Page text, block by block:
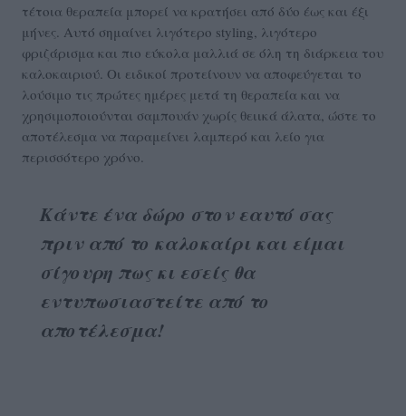
τέτοια θεραπεία μπορεί να κρατήσει από δύο έως και έξι
μήνες. Αυτό σημαίνει λιγότερο styling, λιγότερο
φριζάρισμα και πιο εύκολα μαλλιά σε όλη τη διάρκεια του
καλοκαιριού. Οι ειδικοί προτείνουν να αποφεύγεται το
λούσιμο τις πρώτες ημέρες μετά τη θεραπεία και να
χρησιμοποιούνται σαμπουάν χωρίς θειικά άλατα, ώστε το
αποτέλεσμα να παραμείνει λαμπερό και λείο για
περισσότερο χρόνο.
Κάντε ένα δώρο στον εαυτό σας
πριν από το καλοκαίρι και είμαι
σίγουρη πως κι εσείς θα
εντυπωσιαστείτε από το
αποτέλεσμα!